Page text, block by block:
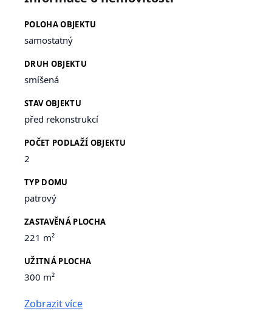
Pro více informací a domluvení prohlídky
kontaktujte makléřku.
POLOHA OBJEKTU
samostatný
DRUH OBJEKTU
smíšená
STAV OBJEKTU
před rekonstrukcí
POČET PODLAŽÍ OBJEKTU
2
TYP DOMU
patrový
ZASTAVĚNÁ PLOCHA
221 m²
UŽITNÁ PLOCHA
300 m²
Zobrazit více